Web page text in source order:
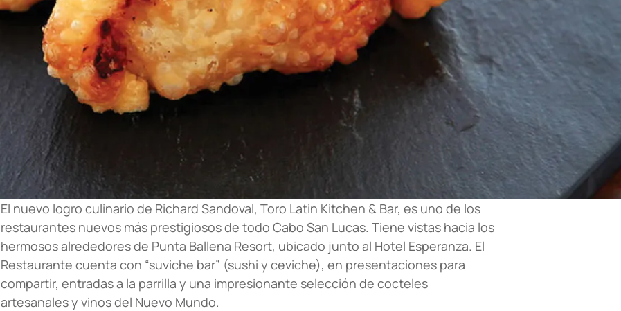
El nuevo logro culinario de Richard Sandoval, Toro Latin Kitchen & Bar, es uno de los
restaurantes nuevos más prestigiosos de todo Cabo San Lucas. Tiene vistas hacia los
hermosos alrededores de Punta Ballena Resort, ubicado junto al Hotel Esperanza. El
Restaurante cuenta con “suviche bar” (sushi y ceviche), en presentaciones para
compartir, entradas a la parrilla y una impresionante selección de cocteles
artesanales y vinos del Nuevo Mundo.